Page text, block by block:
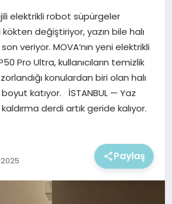
elektrikli robot süpürgeler
değiştiriyor, yazın bile halı
veriyor. MOVA’nın yeni elektrikli
Pro Ultra, kullanıcıların temizlik
konulardan biri olan halı
katıyor. İSTANBUL — Yaz
derdi artık geride kalıyor.
Paylaş